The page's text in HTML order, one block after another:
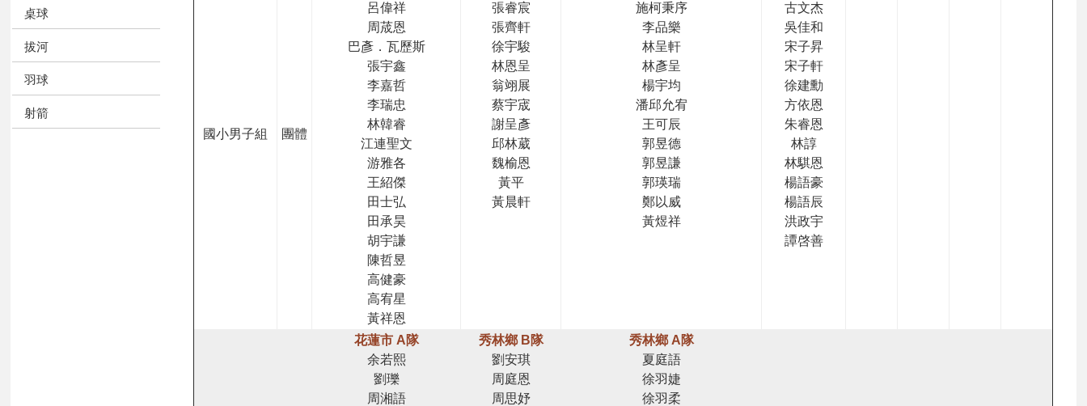
桌球
拔河
羽球
射箭
國小男子組 團體
呂偉祥
周荿恩
巴彥．瓦歷斯
張宇鑫
李嘉哲
李瑞忠
林韓睿
江連聖文
游雅各
王紹傑
田士弘
田承昊
胡宇謙
陳哲昱
高健豪
高宥星
黃祥恩
張睿宸
張齊軒
徐宇駿
林恩呈
翁翊展
蔡宇宬
謝呈彥
邱林葳
魏榆恩
黃平
黃晨軒
施柯秉序
李品樂
林呈軒
林彥呈
楊宇均
潘邱允宥
王可辰
郭昱德
郭昱謙
郭瑛瑞
鄭以威
黃煜祥
古文杰
吳佳和
宋子昇
宋子軒
徐建勳
方依恩
朱睿恩
林諄
林騏恩
楊語豪
楊語辰
洪政宇
譚啓善
花蓮市 A隊
余若熙
劉瓅
周湘語
秀林鄉 B隊
劉安琪
周庭恩
周思妤
秀林鄉 A隊
夏庭語
徐羽婕
徐羽柔